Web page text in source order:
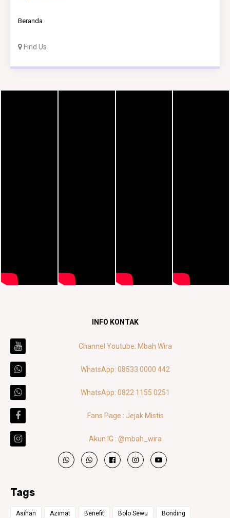
Beranda
Find Us
INFO KONTAK
Channel Youtube: Mbah Wira
WhatsApp: 08533 0000 442
WhatsApp: 0822 1155 0251
Fans Page : Jejak Mistis
Akun IG : @mbah_wira
Tags
Asihan Azimat Benefit Bolo Sewu Bonding